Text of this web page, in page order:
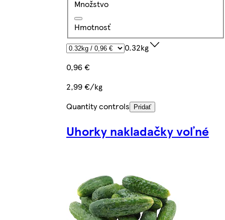
Množstvo
Hmotnosť
0.32kg
0,96 €
2,99 €/kg
Quantity controls
Pridať
Uhorky nakladačky voľné